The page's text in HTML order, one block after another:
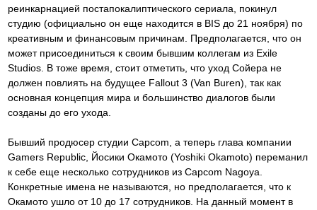
реинкарнацией постапокалиптического сериала, покинул
студию (официально он еще находится в BIS до 21 ноября) по
креативным и финансовым причинам. Предполагается, что он
может присоединиться к своим бывшим коллегам из Exile
Studios. В тоже время, стоит отметить, что уход Сойера не
должен повлиять на будущее Fallout 3 (Van Buren), так как
основная концепция мира и большинство диалогов были
созданы до его ухода.
Бывший продюсер студии Capcom, а теперь глава компании
Gamers Republic, Йосики Окамото (Yoshiki Okamoto) переманил
к себе еще несколько сотрудников из Capcom Nagoya.
Конкретные имена не называются, но предполагается, что к
Окамото ушло от 10 до 17 сотрудников. На данный момент в